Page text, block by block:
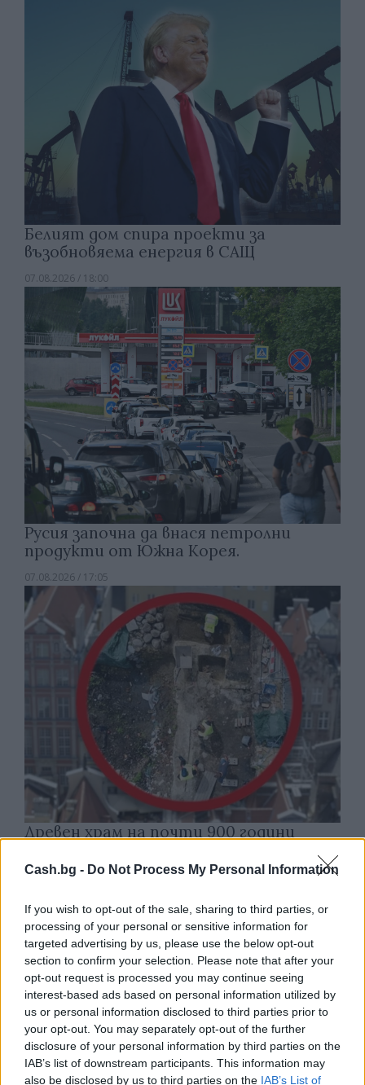
Cash.bg - Do Not Process My Personal Information
If you wish to opt-out of the sale, sharing to third parties, or
processing of your personal or sensitive information for
targeted advertising by us, please use the below opt-out
section to confirm your selection. Please note that after your
opt-out request is processed you may continue seeing
interest-based ads based on personal information utilized by
us or personal information disclosed to third parties prior to
your opt-out. You may separately opt-out of the further
disclosure of your personal information by third parties on the
IAB’s list of downstream participants. This information may
also be disclosed by us to third parties on the IAB’s List of
Белият дом спира проекти за
възобновяема енергия в САЩ
07.08.2026 / 18:00
Русия започна да внася петролни
продукти от Южна Корея.
07.08.2026 / 17:05
Древен храм на почти 900 години
Полша